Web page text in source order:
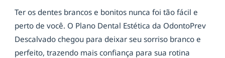
Ter os dentes brancos e bonitos nunca foi tão fácil e
perto de você. O Plano Dental Estética da OdontoPrev
Descalvado chegou para deixar seu sorriso branco e
perfeito, trazendo mais confiança para sua rotina